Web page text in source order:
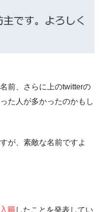
前、さらに上のtwitterの
た人が多かったのかもし
が、素敵な名前ですよ
籍したことを発表してい